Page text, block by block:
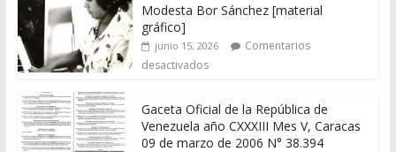
Modesta Bor Sánchez [material
gráfico]
junio 15, 2026
Comentarios
desactivados
Gaceta Oficial de la República de
Venezuela año CXXXIII Mes V, Caracas
09 de marzo de 2006 N° 38.394